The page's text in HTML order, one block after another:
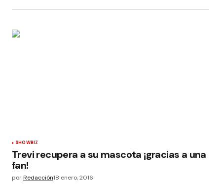
SHOWBIZ
Trevi recupera a su mascota ¡gracias a una
fan!
porRedacción18 enero, 2016